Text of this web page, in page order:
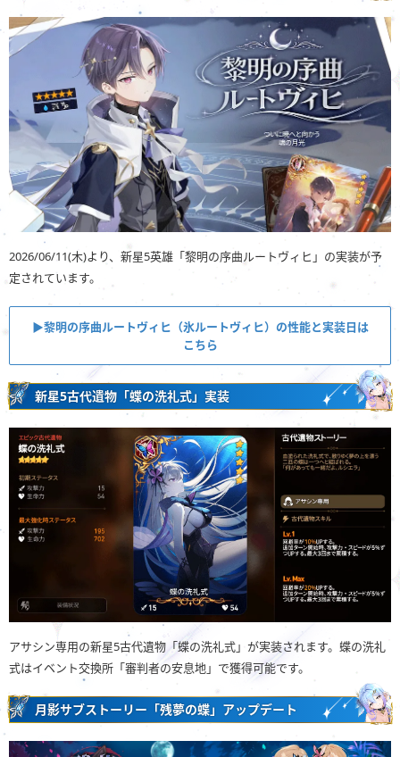
2026/06/11(木)より、新星5英雄「黎明の序曲ルートヴィヒ」の実装が予
定されています。
▶︎黎明の序曲ルートヴィヒ（氷ルートヴィヒ）の性能と実装日は
こちら
新星5古代遺物「蝶の洗礼式」実装
アサシン専用の新星5古代遺物「蝶の洗礼式」が実装されます。蝶の洗礼
式はイベント交換所「審判者の安息地」で獲得可能です。
月影サブストーリー「残夢の蝶」アップデート